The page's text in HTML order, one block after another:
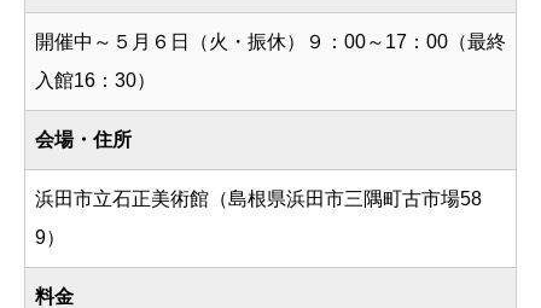
開催中～５月６日（火・振休）９：00～17：00（最終
入館16：30）
会場・住所
浜田市立石正美術館（島根県浜田市三隅町古市場58
9）
料金